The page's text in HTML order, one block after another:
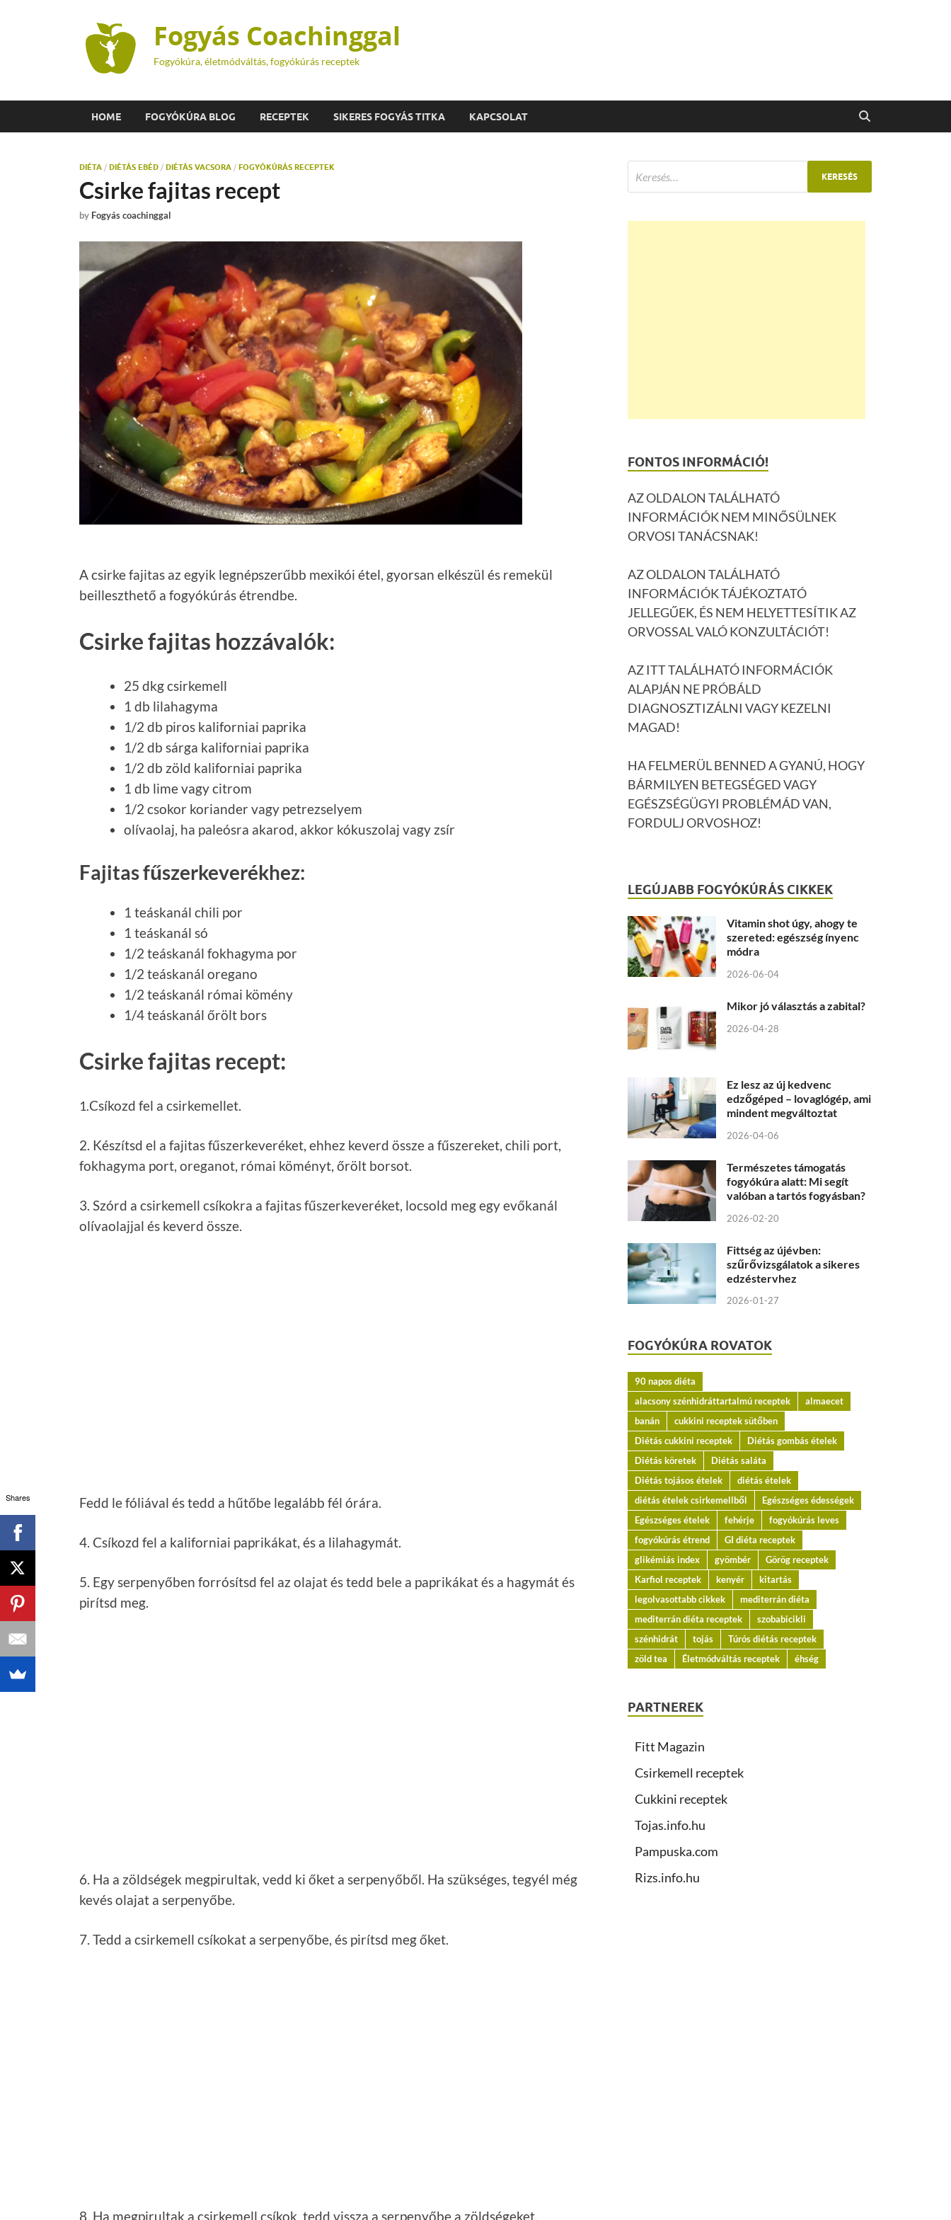
Fogyás Coachinggal
Fogyókúra, életmódváltás, fogyókúrás receptek
HOME FOGYÓKÚRA BLOG RECEPTEK SIKERES FOGYÁS TITKA KAPCSOLAT
DIÉTA / DIÉTÁS EBÉD / DIÉTÁS VACSORA / FOGYÓKÚRÁS RECEPTEK
Csirke fajitas recept
by Fogyás coachinggal
A csirke fajitas az egyik legnépszerűbb mexikói étel, gyorsan elkészül és remekül
beilleszthető a fogyókúrás étrendbe.
Csirke fajitas hozzávalók:
25 dkg csirkemell
1 db lilahagyma
1/2 db piros kaliforniai paprika
1/2 db sárga kaliforniai paprika
1/2 db zöld kaliforniai paprika
1 db lime vagy citrom
1/2 csokor koriander vagy petrezselyem
olívaolaj, ha paleósra akarod, akkor kókuszolaj vagy zsír
Fajitas fűszerkeverékhez:
1 teáskanál chili por
1 teáskanál só
1/2 teáskanál fokhagyma por
1/2 teáskanál oregano
1/2 teáskanál római kömény
1/4 teáskanál őrölt bors
Csirke fajitas recept:
1.Csíkozd fel a csirkemellet.
2. Készítsd el a fajitas fűszerkeveréket, ehhez keverd össze a fűszereket, chili port,
fokhagyma port, oreganot, római köményt, őrölt borsot.
3. Szórd a csirkemell csíkokra a fajitas fűszerkeveréket, locsold meg egy evőkanál
olívaolajjal és keverd össze.
5. Egy serpenyőben forrósítsd fel az olajat és tedd bele a paprikákat és a hagymát és
FONTOS INFORMÁCIÓ!
AZ OLDALON TALÁLHATÓ
INFORMÁCIÓK NEM MINŐSÜLNEK
ORVOSI TANÁCSNAK!
AZ OLDALON TALÁLHATÓ
INFORMÁCIÓK TÁJÉKOZTATÓ
JELLEGŰEK, ÉS NEM HELYETTESÍTIK AZ
ORVOSSAL VALÓ KONZULTÁCIÓT!
AZ ITT TALÁLHATÓ INFORMÁCIÓK
ALAPJÁN NE PRÓBÁLD
DIAGNOSZTIZÁLNI VAGY KEZELNI
MAGAD!
HA FELMERÜL BENNED A GYANÚ, HOGY
BÁRMILYEN BETEGSÉGED VAGY
EGÉSZSÉGÜGYI PROBLÉMÁD VAN,
FORDULJ ORVOSHOZ!
LEGÚJABB FOGYÓKÚRÁS CIKKEK
Vitamin shot úgy, ahogy te
szereted: egészség ínyenc
módra
2026-06-04
Mikor jó választás a zabital?
2026-04-28
Ez lesz az új kedvenc
edzőgéped – lovaglógép, ami
mindent megváltoztat
2026-04-06
Természetes támogatás
fogyókúra alatt: Mi segít
valóban a tartós fogyásban?
2026-02-20
Fittség az újévben:
szűrővizsgálatok a sikeres
edzéstervhez
2026-01-27
FOGYÓKÚRA ROVATOK
90 napos diéta
alacsony szénhidráttartalmú receptek
almaecet
banán
cukkini receptek sütőben
Diétás cukkini receptek
Diétás gombás ételek
Diétás köretek
Diétás saláta
Diétás tojásos ételek
diétás ételek
diétás ételek csirkemellből
Egészséges édességek
Egészséges ételek
fehérje
fogyókúrás leves
fogyókúrás étrend
GI diéta receptek
glikémiás index
gyömbér
Görög receptek
Karfiol receptek
kenyér
kitartás
legolvasottabb cikkek
mediterrán diéta
mediterrán diéta receptek
szobabicikli
szénhidrát
tojás
Túrós diétás receptek
zöld tea
Életmódváltás receptek éhség
PARTNEREK
Fitt Magazin
Csirkemell receptek
Cukkini receptek
Tojas.info.hu
Pampuska.com
Rizs.info.hu
Shares